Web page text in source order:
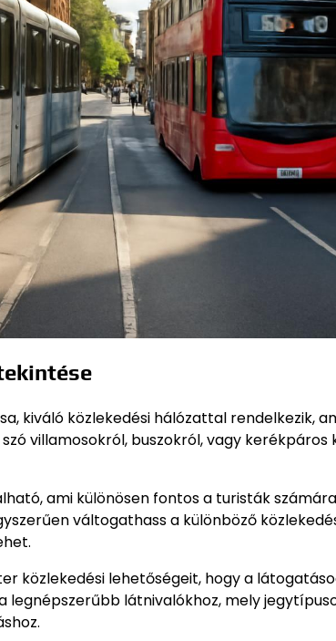
kiváló közlekedési hálózattal rendelkezik,
villamosokról, buszokról, vagy kerékpáros
ami különösen fontos a turisták
váltogathass a különböző
közlekedési lehetőségeit, hogy a
legnépszerűbb látnivalókhoz, mely